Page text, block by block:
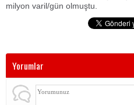
milyon varil/gün olmuştu.
Yorumlar